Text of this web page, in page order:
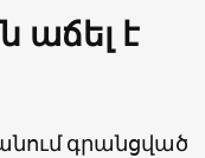
աճել է
գրանցված